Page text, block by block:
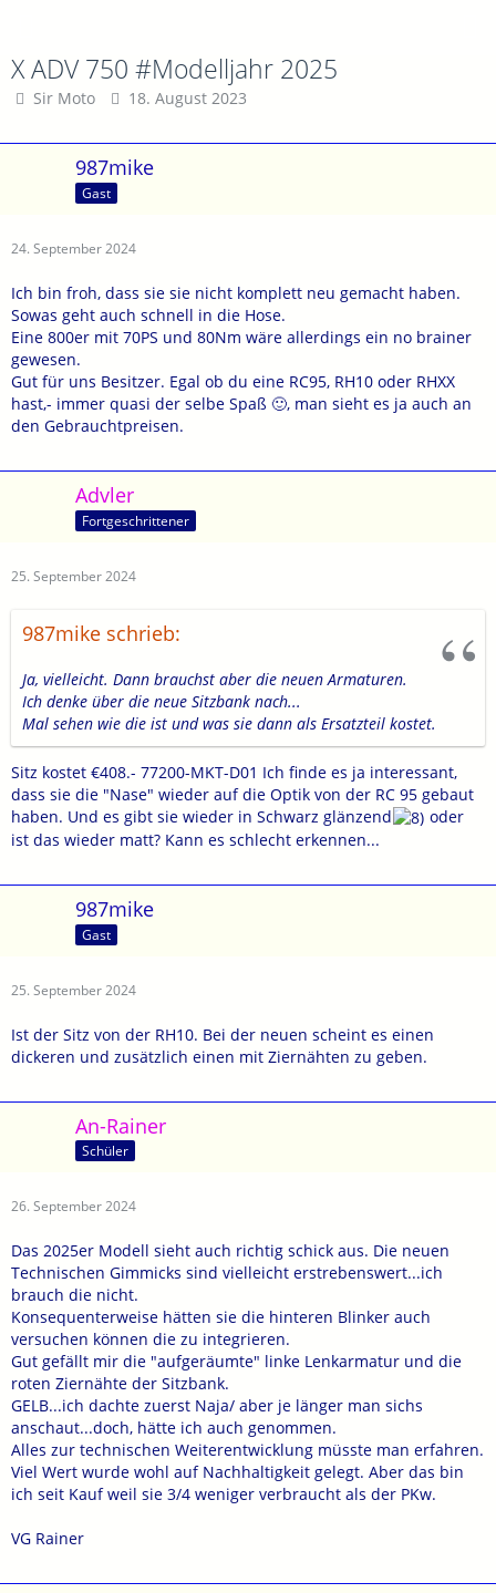
X ADV 750 #Modelljahr 2025
Sir Moto 18. August 2023
987mike
Gast
24. September 2024
Ich bin froh, dass sie sie nicht komplett neu gemacht haben.
Sowas geht auch schnell in die Hose.
Eine 800er mit 70PS und 80Nm wäre allerdings ein no brainer
gewesen.
Gut für uns Besitzer. Egal ob du eine RC95, RH10 oder RHXX
hast,- immer quasi der selbe Spaß 🙂, man sieht es ja auch an
den Gebrauchtpreisen.
Advler
Fortgeschrittener
25. September 2024
987mike schrieb:
Ja, vielleicht. Dann brauchst aber die neuen Armaturen.
Ich denke über die neue Sitzbank nach...
Mal sehen wie die ist und was sie dann als Ersatzteil kostet.
Sitz kostet €408.- 77200-MKT-D01 Ich finde es ja interessant,
dass sie die "Nase" wieder auf die Optik von der RC 95 gebaut
haben. Und es gibt sie wieder in Schwarz glänzend
oder
ist das wieder matt? Kann es schlecht erkennen...
987mike
Gast
25. September 2024
Ist der Sitz von der RH10. Bei der neuen scheint es einen
dickeren und zusätzlich einen mit Ziernähten zu geben.
An-Rainer
Schüler
26. September 2024
Das 2025er Modell sieht auch richtig schick aus. Die neuen
Technischen Gimmicks sind vielleicht erstrebenswert...ich
brauch die nicht.
Konsequenterweise hätten sie die hinteren Blinker auch
versuchen können die zu integrieren.
Gut gefällt mir die "aufgeräumte" linke Lenkarmatur und die
roten Ziernähte der Sitzbank.
GELB...ich dachte zuerst Naja/ aber je länger man sichs
anschaut...doch, hätte ich auch genommen.
Alles zur technischen Weiterentwicklung müsste man erfahren.
Viel Wert wurde wohl auf Nachhaltigkeit gelegt. Aber das bin
ich seit Kauf weil sie 3/4 weniger verbraucht als der PKw.
VG Rainer